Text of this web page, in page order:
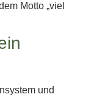
Motto „viel
und